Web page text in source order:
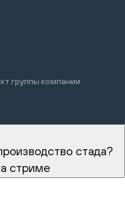
группы компании
стада?
стриме